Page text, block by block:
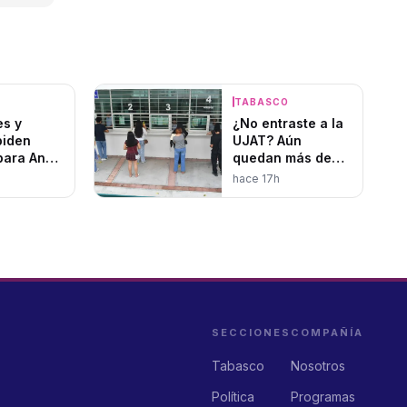
y
Andy
TABASCO
¿No entraste a la
UJAT? Aún
quedan más de
1,400 lugares
hace 17h
SECCIONES
Tabasco
Política
COMPAÑÍA
Nosotros
Programas